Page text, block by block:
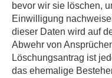
bevor wir sie löschen,
Einwilligung
dieser Daten wird auf
Abwehr von
Löschungsantrag ist
das ehemalige